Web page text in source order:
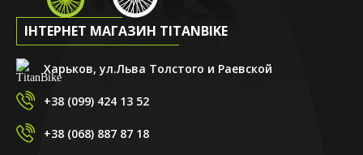
ІНТЕРНЕТ МАГАЗИН TITANBIKE
Харьков, ул.Льва Толстого и Раевской
+38 (099) 424 13 52
+38 (068) 887 87 18